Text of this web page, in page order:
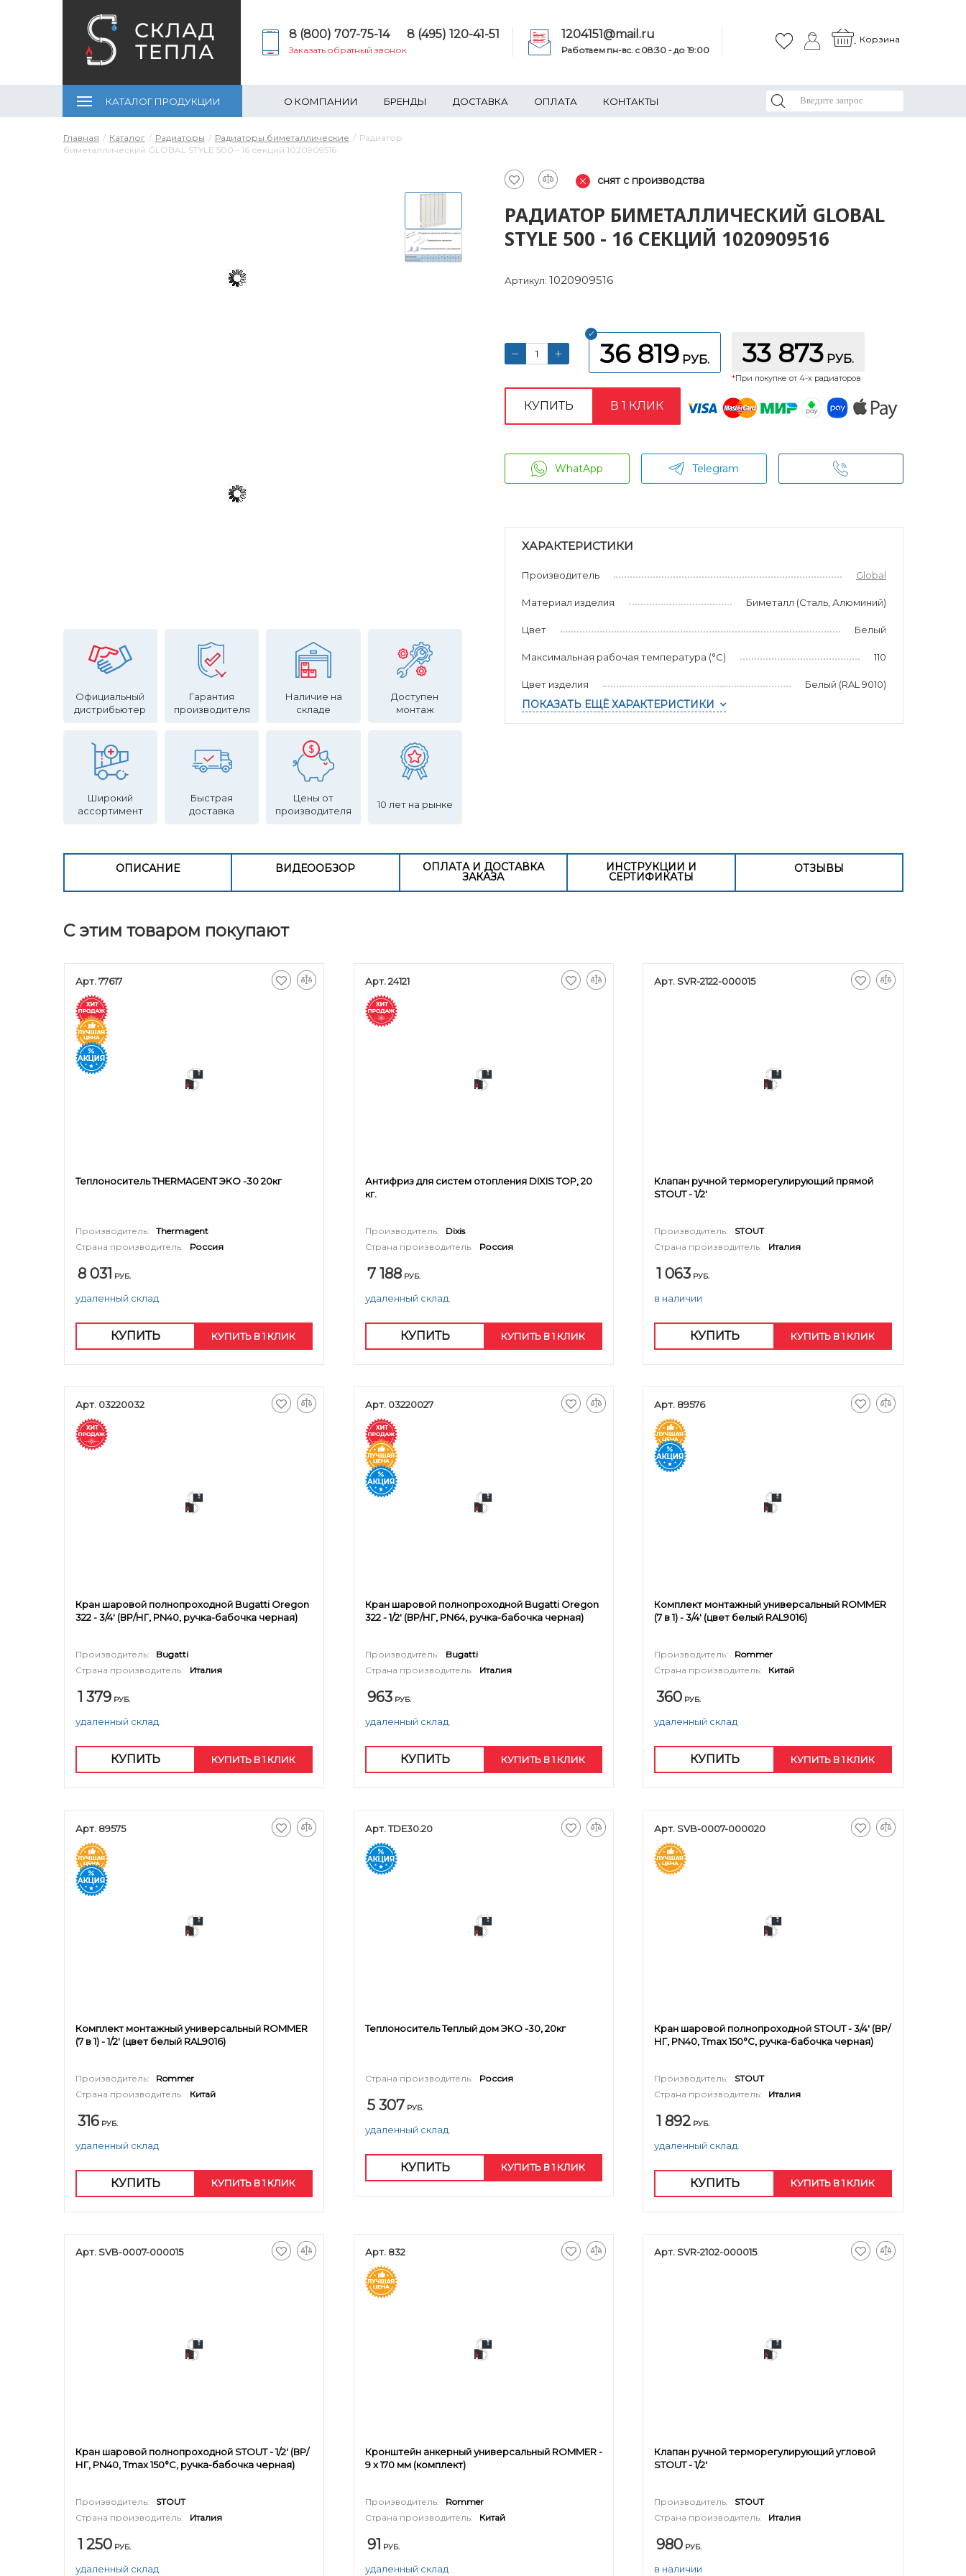
8 (800) 707-75-14 8 (495) 120-41-51
Заказать обратный звонок
1204151@mail.ru
Работаем пн-вс. c 08:30 - до 19:00
Корзина
КАТАЛОГ ПРОДУКЦИИ О КОМПАНИИ БРЕНДЫ ДОСТАВКА ОПЛАТА КОНТАКТЫ
Главная Каталог Радиаторы Радиаторы биметаллические
Радиатор
биметаллический GLOBAL STYLE 500 - 16 секций 1020909516
Официальный
дистрибьютер
Гарантия
производителя
Наличие на
складе
Доступен
монтаж
Широкий
ассортимент
Быстрая
доставка
Цены от
производителя
10 лет на рынке
снят с производства
РАДИАТОР БИМЕТАЛЛИЧЕСКИЙ GLOBAL
STYLE 500 - 16 СЕКЦИЙ 1020909516
Артикул: 1020909516
36 819 РУБ. 33 873 РУБ.
*При покупке от 4-х радиаторов
КУПИТЬ В 1 КЛИК
WhatApp Telegram
ХАРАКТЕРИСТИКИ
Производитель Global
Материал изделия Биметалл (Сталь, Алюминий)
Цвет Белый
Максимальная рабочая температура (°С) 110
Цвет изделия Белый (RAL 9010)
ПОКАЗАТЬ ЕЩЁ ХАРАКТЕРИСТИКИ
ОПИСАНИЕ ВИДЕООБЗОР ОПЛАТА И ДОСТАВКА
ЗАКАЗА
ИНСТРУКЦИИ И
СЕРТИФИКАТЫ
ОТЗЫВЫ
С этим товаром покупают
Арт. 77617
Теплоноситель THERMAGENT ЭКО -30 20кг
Производитель:
Thermagent
Страна производитель:
Россия
8 031 РУБ.
удаленный склад.
КУПИТЬ КУПИТЬ В 1 КЛИК
Арт. 24121
Антифриз для систем отопления DIXIS TOP, 20
кг.
Производитель:
Dixis
Страна производитель:
Россия
7 188 РУБ.
удаленный склад.
КУПИТЬ КУПИТЬ В 1 КЛИК
Арт. SVR-2122-000015
Клапан ручной терморегулирующий прямой
STOUT - 1/2'
Производитель:
STOUT
Страна производитель:
Италия
1 063 РУБ.
в наличии
КУПИТЬ КУПИТЬ В 1 КЛИК
Арт. 03220032
Кран шаровой полнопроходной Bugatti Oregon
322 - 3/4' (ВР/НГ, PN40, ручка-бабочка черная)
Производитель:
Bugatti
Страна производитель:
Италия
1 379 РУБ.
удаленный склад.
КУПИТЬ КУПИТЬ В 1 КЛИК
Арт. 03220027
Кран шаровой полнопроходной Bugatti Oregon
322 - 1/2' (ВР/НГ, PN64, ручка-бабочка черная)
Производитель:
Bugatti
Страна производитель:
Италия
963 РУБ.
удаленный склад.
КУПИТЬ КУПИТЬ В 1 КЛИК
Арт. 89576
Комплект монтажный универсальный ROMMER
(7 в 1) - 3/4' (цвет белый RAL9016)
Производитель:
Rommer
Страна производитель:
Китай
360 РУБ.
удаленный склад
КУПИТЬ КУПИТЬ В 1 КЛИК
Арт. 89575
Комплект монтажный универсальный ROMMER
(7 в 1) - 1/2' (цвет белый RAL9016)
Производитель:
Rommer
Страна производитель:
Китай
316 РУБ.
удаленный склад
КУПИТЬ КУПИТЬ В 1 КЛИК
Арт. TDE30.20
Теплоноситель Теплый дом ЭКО -30, 20кг
Страна производитель: Россия
5 307 РУБ.
удаленный склад.
КУПИТЬ КУПИТЬ В 1 КЛИК
Арт. SVB-0007-000020
Кран шаровой полнопроходной STOUT - 3/4' (ВР/
НГ, PN40, Tmax 150°С, ручка-бабочка черная)
Производитель:
STOUT
Страна производитель:
Италия
1 892 РУБ.
удаленный склад.
КУПИТЬ КУПИТЬ В 1 КЛИК
Арт. SVB-0007-000015
Кран шаровой полнопроходной STOUT - 1/2' (ВР/
НГ, PN40, Tmax 150°С, ручка-бабочка черная)
Производитель:
STOUT
Страна производитель:
Италия
1 250 РУБ.
удаленный склад.
Арт. 832
Кронштейн анкерный универсальный ROMMER -
9 x 170 мм (комплект)
Производитель:
Rommer
Страна производитель:
Китай
91 РУБ.
удаленный склад
Арт. SVR-2102-000015
Клапан ручной терморегулирующий угловой
STOUT - 1/2'
Производитель:
STOUT
Страна производитель:
Италия
980 РУБ.
в наличии